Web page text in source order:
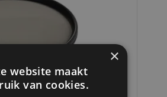
×
website maakt
van cookies.